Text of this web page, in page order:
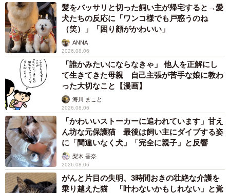
髪をバッサリと切った飼い主が帰宅すると→愛
犬たちの反応に「ワンコ様でも戸惑うのね
（笑）」「困り顔がかわいい」
ANNA
2026.08.06
「誰かみたいにならなきゃ」 他人を正解にし
て生きてきた母親 自己主張が苦手な娘に教わ
った大切なこと【漫画】
海川 まこと
2026.08.06
「かわいいストーカーに追われています」甘え
ん坊な元保護猫 最後は飼い主にダイブする姿
に「間違いなく犬」「完全に親子」と反響
梨木 香奈
2026.08.06
がんと片目の失明、3時間おきの壮絶な介護を
乗り越えた猫 「叶わないかもしれない」と覚